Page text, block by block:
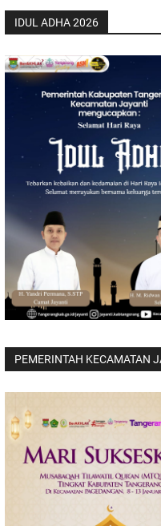
IDUL ADHA 2026
PEMERINTAH KECAMATAN